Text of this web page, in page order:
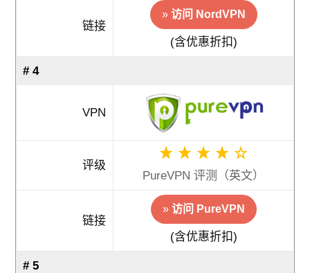
链接
» 访问 NordVPN
(含优惠折扣)
# 4
VPN
评级
PureVPN 评测（英文）
链接
» 访问 PureVPN
(含优惠折扣)
# 5